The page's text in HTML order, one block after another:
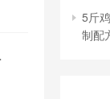
5斤
制配